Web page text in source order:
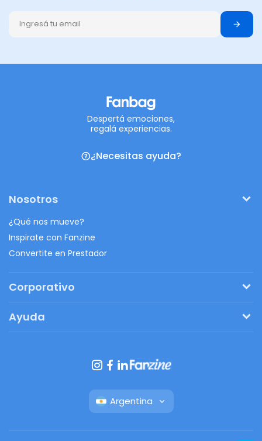
Despertá emociones,
regalá experiencias.
¿Necesitas ayuda?
Nosotros
¿Qué nos mueve?
Inspirate con Fanzine
Convertite en Prestador
Corporativo
Regalos originales
Ayuda
Botón de arrepentimiento
Argentina